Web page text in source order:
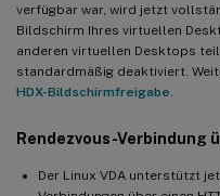
verfügbar war, wird jetzt
Bildschirm Ihres virtuellen
anderen virtuellen Desktops
standardmäßig deaktiviert.
HDX-Bildschirmfreigabe
Rendezvous-Verbindung
Der Linux VDA unterstützt